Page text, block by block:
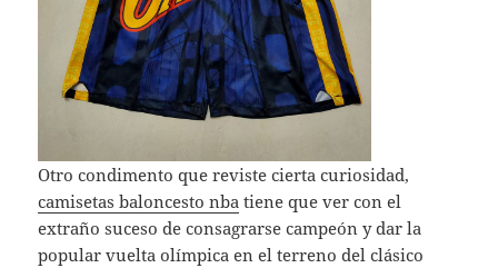
Otro condimento que reviste cierta curiosidad,
camisetas baloncesto nba tiene que ver con el
extraño suceso de consagrarse campeón y dar la
popular vuelta olímpica en el terreno del clásico